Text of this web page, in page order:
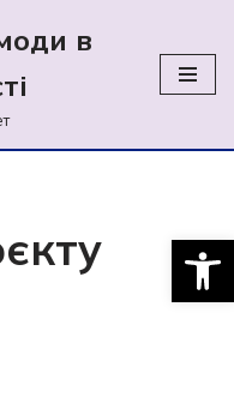
в